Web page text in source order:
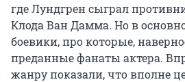
где Лундгрен сыграл
Клода Ван Дамма. Но в
боевики, про которые,
преданные фанаты актера.
жанру показали, что вполне